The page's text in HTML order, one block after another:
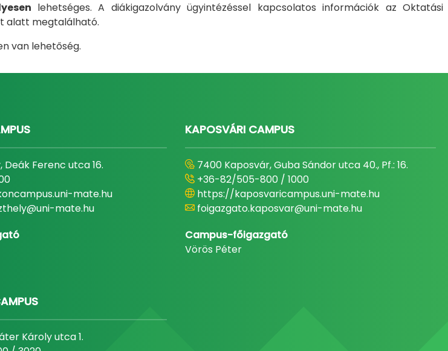
lehetséges. A diákigazolvány ügyintézéssel kapcsolatos információk az Oktatási
alatt megtalálható.
van lehetőség.
Deák Ferenc utca 16.
mate.hu
mate.hu
KAPOSVÁRI CAMPUS
7400 Kaposvár, Guba Sándor utca 40., Pf.: 16.
+36-82/505-800 / 1000
https://kaposvaricampus.uni-mate.hu
foigazgato.kaposvar@uni-mate.hu
Campus-főigazgató
Vörös Péter
Károly utca 1.